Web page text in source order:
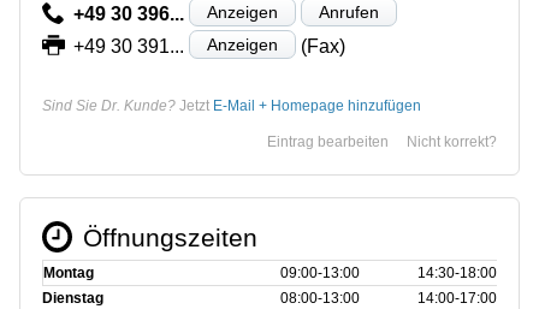
+49 30 396... Anzeigen Anrufen
+49 30 391... Anzeigen (Fax)
Sind Sie Dr. Kunde? Jetzt E-Mail + Homepage hinzufügen
Nicht korrekt?
Eintrag bearbeiten
Öffnungszeiten
Montag 09:00‑13:00
14:30‑18:00
Dienstag
08:00‑13:00
14:00‑17:00